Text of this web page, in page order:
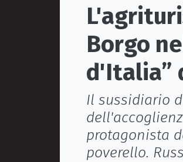
Borgo
d'Italia”
Il sussidiario
protagonista
poverello.